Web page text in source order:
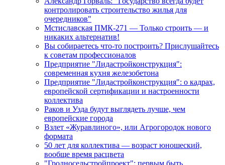
контролировать строительство жилья для
очередников"
Мстиславская ПМК-271 — Только строить — и
никаких альтернатив!
Вы собираетесь что-то построить? Прислушайтесь
к советам профессионалов
Предприятие "Лидастройконструкция":
современная кухня железобетона
Предприятие "Лидастройконструкция": о кадрах,
европейской сертификации и настроенности
коллектива
Раков и Узда будут выглядеть лучше, чем
европейские города
Взлет «Журавлиного», или Агрогородок нового
формата
50 лет для коллектива — возраст юношеский,
вообще время расцвета